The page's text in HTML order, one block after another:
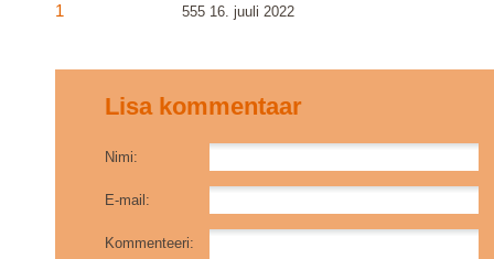
1 555 16. juuli 2022
Lisa kommentaar
Nimi:
E-mail:
Kommenteeri: